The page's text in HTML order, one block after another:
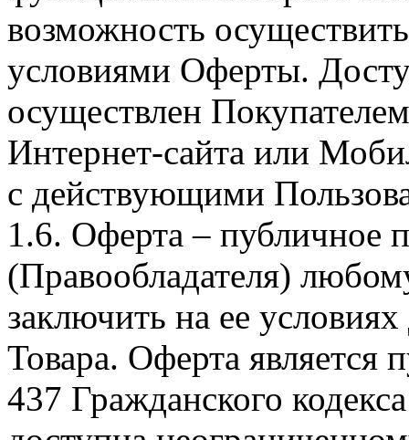
возможность
условиями Оферты.
осуществлен
Интернет-сайта или
с действующими
1.6. Оферта – публичное
(Правообладателя)
заключить на ее
Товара. Оферта является
437 Гражданского